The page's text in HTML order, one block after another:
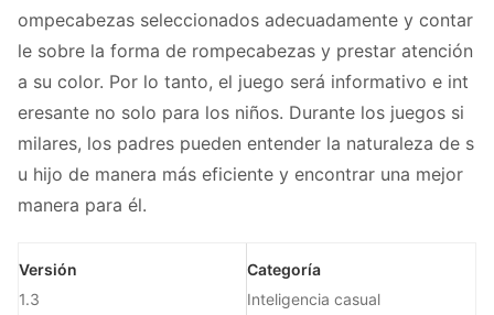
ompecabezas seleccionados adecuadamente y contar
le sobre la forma de rompecabezas y prestar atención
a su color. Por lo tanto, el juego será informativo e int
eresante no solo para los niños. Durante los juegos si
milares, los padres pueden entender la naturaleza de s
u hijo de manera más eficiente y encontrar una mejor
manera para él.
Versión
1.3
Categoría
Inteligencia casual